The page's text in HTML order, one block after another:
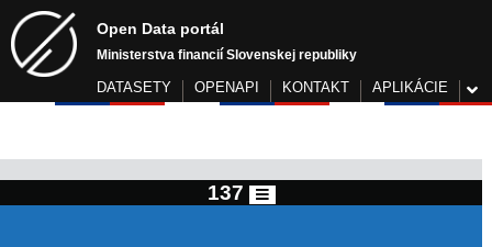
Open Data portál
Ministerstva financií Slovenskej republiky
DATASETY OPENAPI KONTAKT APLIKÁCIE
137